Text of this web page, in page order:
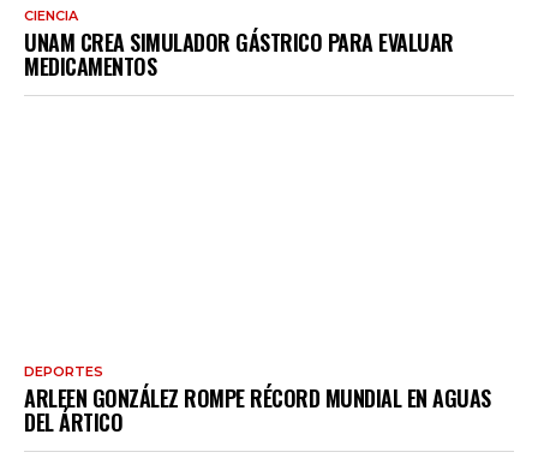
CIENCIA
UNAM CREA SIMULADOR GÁSTRICO PARA EVALUAR
MEDICAMENTOS
DEPORTES
ARLEEN GONZÁLEZ ROMPE RÉCORD MUNDIAL EN AGUAS
DEL ÁRTICO